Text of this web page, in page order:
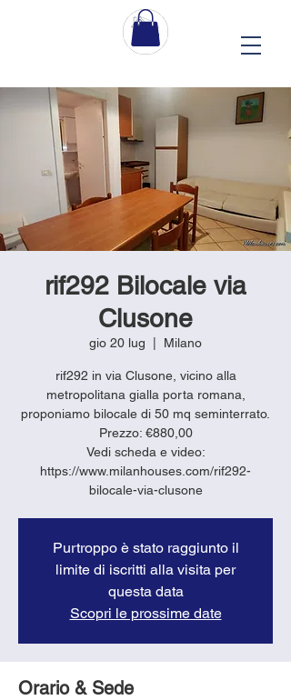
rif292 Bilocale via
Clusone
gio 20 lug Milano
rif292 in via Clusone, vicino alla
metropolitana gialla porta romana,
proponiamo bilocale di 50 mq seminterrato.
Prezzo: €880,00
Vedi scheda e video:
https://www.milanhouses.com/rif292-
bilocale-via-clusone
Purtroppo è stato raggiunto il
limite di iscritti alla visita per
questa data
Scopri le prossime date
Orario & Sede